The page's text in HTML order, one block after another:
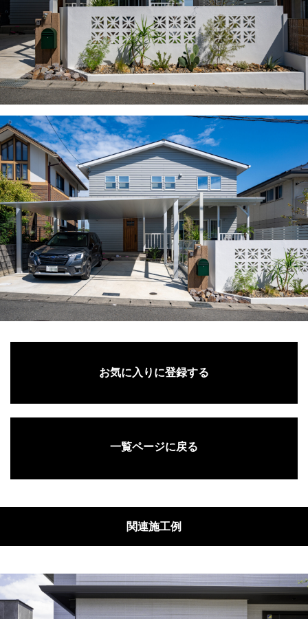
お気に入りに登録する
一覧ページに戻る
関連施工例